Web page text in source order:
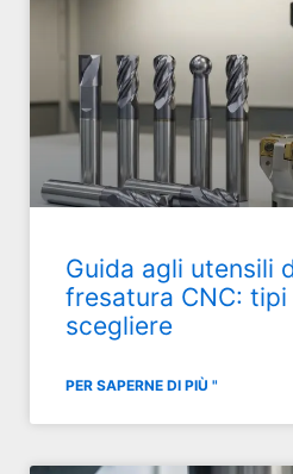
Guida agli utensili
fresatura CNC: tipi
scegliere
PER SAPERNE DI PIÙ "